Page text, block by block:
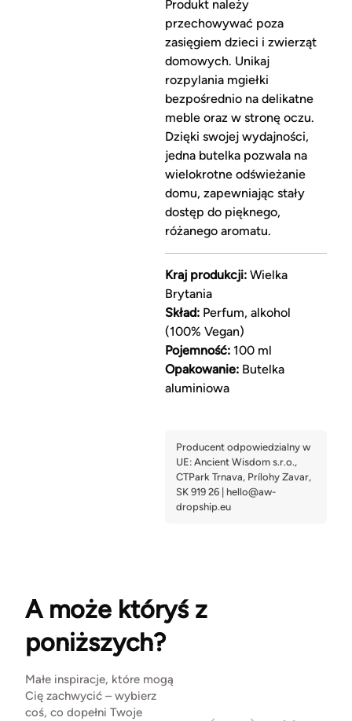
Produkt należy
przechowywać poza
zasięgiem dzieci i zwierząt
domowych. Unikaj
rozpylania mgiełki
bezpośrednio na delikatne
meble oraz w stronę oczu.
Dzięki swojej wydajności,
jedna butelka pozwala na
wielokrotne odświeżanie
domu, zapewniając stały
dostęp do pięknego,
różanego aromatu.
Kraj produkcji:Wielka
Brytania
Skład:Perfum, alkohol
(100% Vegan)
Pojemność:100 ml
Opakowanie:Butelka
aluminiowa
A może któryś z
poniższych?
Małe inspiracje, które mogą
Cię zachwycić – wybierz
coś, co dopełni Twoje